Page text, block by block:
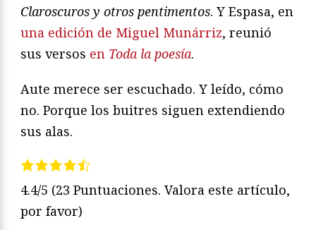
Claroscuros y otros pentimentos. Y Espasa, en
una edición de Miguel Munárriz, reunió
sus versos en Toda la poesía.
Aute merece ser escuchado. Y leído, cómo
no. Porque los buitres siguen extendiendo
sus alas.
4.4/5 (23 Puntuaciones. Valora este artículo,
por favor)